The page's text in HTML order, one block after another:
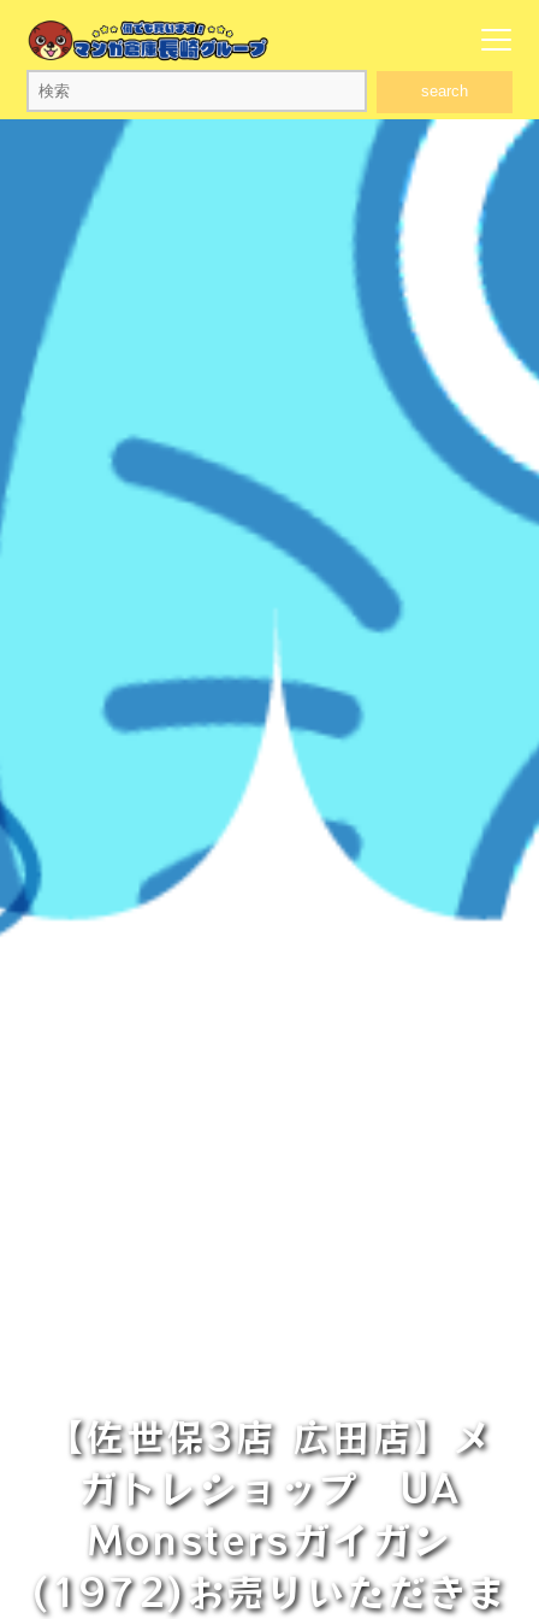
search
【佐世保3店 広田店】メ
ガトレショップ UA
Monstersガイガン
(1972)お売りいただきま